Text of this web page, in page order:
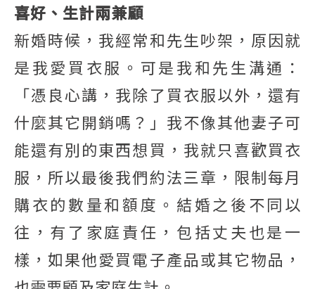
喜好、生計兩兼顧
新婚時候，我經常和先生吵架，原因就
是我愛買衣服。可是我和先生溝通：
「憑良心講，我除了買衣服以外，還有
什麼其它開銷嗎？」我不像其他妻子可
能還有別的東西想買，我就只喜歡買衣
服，所以最後我們約法三章，限制每月
購衣的數量和額度。結婚之後不同以
往，有了家庭責任，包括丈夫也是一
樣，如果他愛買電子產品或其它物品，